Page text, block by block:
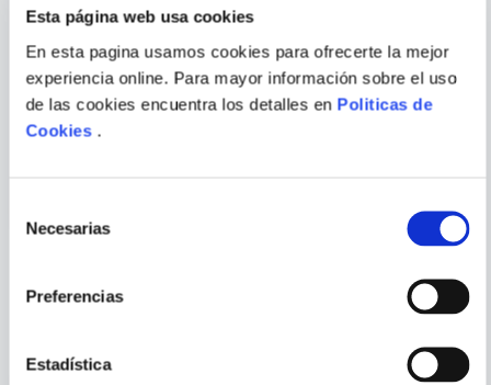
Esta página web usa cookies
En esta pagina usamos cookies para ofrecerte la mejor
experiencia online. Para mayor información sobre el uso
de las cookies encuentra los detalles en Politicas de
Cookies.
Necesarias
Preferencias
Estadística
ENVIAR
MARTIN AMIS
DINERO
PORQUE TAMBIÉN